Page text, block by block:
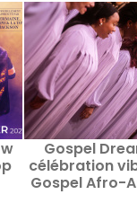
Gospel
célébration
Gospel Afro-